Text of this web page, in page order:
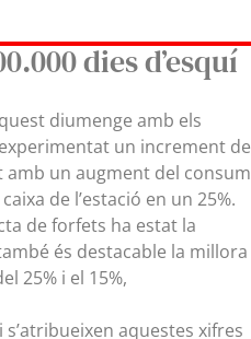
dies d’esquí
diumenge amb els
un increment de
amb un augment del consum
de l’estació en un 25%.
de forfets ha estat la
és destacable la millora
25% i el 15%,
aquestes xifres